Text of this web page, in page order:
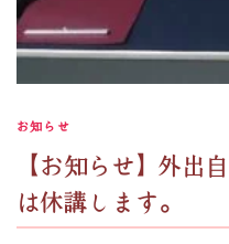
お知らせ
【お知らせ】外出
は休講します。